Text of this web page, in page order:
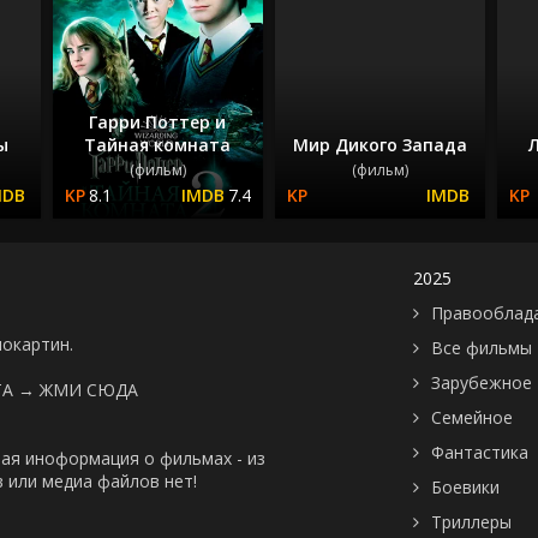
Гарри Поттер и
Тайная комната
(фильм)
8.1 7.4
Мир Дикого Запада
(фильм)
→ ЖМИ СЮДА
иноформация о фильмах - из
медиа файлов нет!
2025
Все фильмы
Зарубежное
Семейное
Фантастика
Боевики
Триллеры